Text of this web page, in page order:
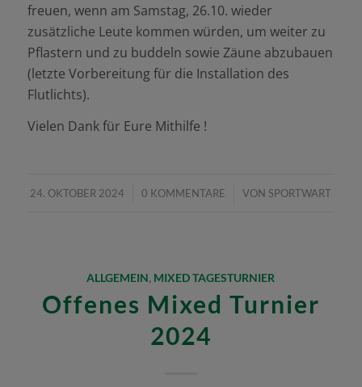
freuen, wenn am Samstag, 26.10. wieder
zusätzliche Leute kommen würden, um weiter zu
Pflastern und zu buddeln sowie Zäune abzubauen
(letzte Vorbereitung für die Installation des
Flutlichts).
Vielen Dank für Eure Mithilfe !
24. OKTOBER 2024
/ 0 KOMMENTARE
/ VON SPORTWART
ALLGEMEIN, MIXED TAGESTURNIER
Offenes Mixed Turnier
2024